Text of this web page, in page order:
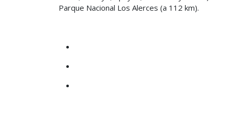
Parque Nacional Los Alerces (a 112 km).